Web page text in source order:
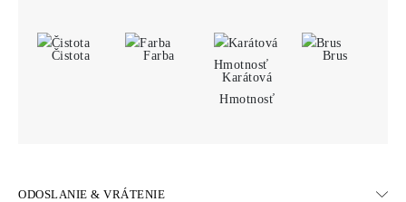
Čistota
Farba
Karátová
Hmotnosť
Brus
ODOSLANIE & VRÁTENIE